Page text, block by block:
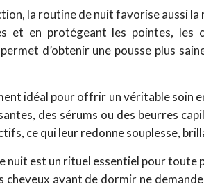
la routine de nuit favorise aussi
et en protégeant les pointes,
d’obtenir une pousse plus
idéal pour offrir un véritable soin
des sérums ou des beurres
ce qui leur redonne souplesse,
nuit est un rituel essentiel pour toute
avant de dormir ne